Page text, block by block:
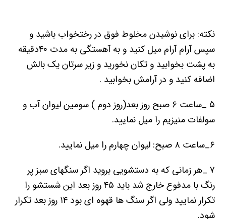
نکته: برای نوشیدن مخلوط فوق در رختخواب باشید و
سپس آرام آرام میل کنید و به آھستگی به مدت ۴۰دقیقه
به پشت بخوابید و تکان نخورید و زیر سرتان یک بالش
اضافه کنید و در آرامش بخوابید .
۵ _ساعت ۶ صبح روز بعد(روز دوم ) سومین لیوان آب و
سولفات منیزیم را میل نمایید.
۶_ساعت ۸ صبح: لیوان چھارم را میل نمایید.
۷ _ھر زمانی که به دستشویی بروید اگر سنگھای سبز پر
رنگ با مدفوع خارج شد باید ۴۵ روز بعد این شستشو را
تکرار نمایید ولی اگر سنگ ھا قھوه ای بود ۱۴ روز بعد تکرار
شود.